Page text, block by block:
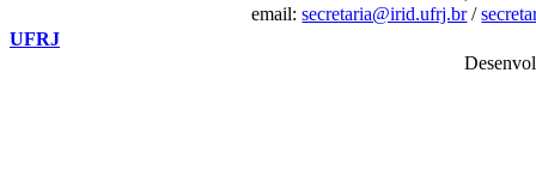
email:secretaria@irid.ufrj.br/
UFRJ